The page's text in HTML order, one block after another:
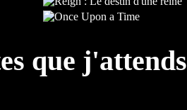
que j'attends